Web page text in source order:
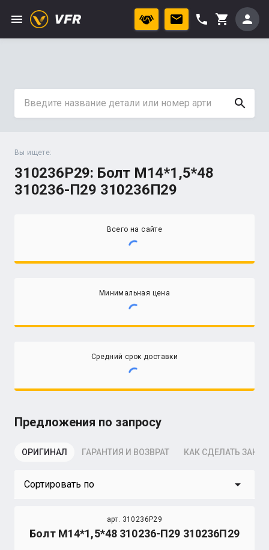
menu phone shopping_cart person
search
Вы ищете:
310236P29: Болт М14*1,5*48
310236-П29 310236П29
Всего на сайте
Минимальная цена
Средний срок доставки
Предложения по запросу
ОРИГИНАЛ ГАРАНТИЯ И ВОЗВРАТ КАК СДЕЛАТЬ
Сортировать по arrow_drop_down
арт. 310236P29
Болт М14*1,5*48 310236-П29 310236П29